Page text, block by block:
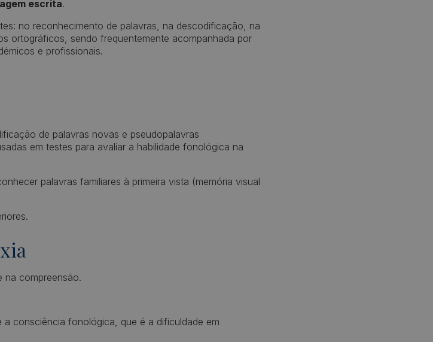
escrita.
no reconhecimento de palavras, na descodificação, na
ortográficos, sendo frequentemente acompanhada por
e profissionais.
de palavras novas e pseudopalavras
em testes para avaliar a habilidade fonológica na
palavras familiares à primeira vista (memória visual
compreensão.
consciência fonológica, que é a dificuldade em